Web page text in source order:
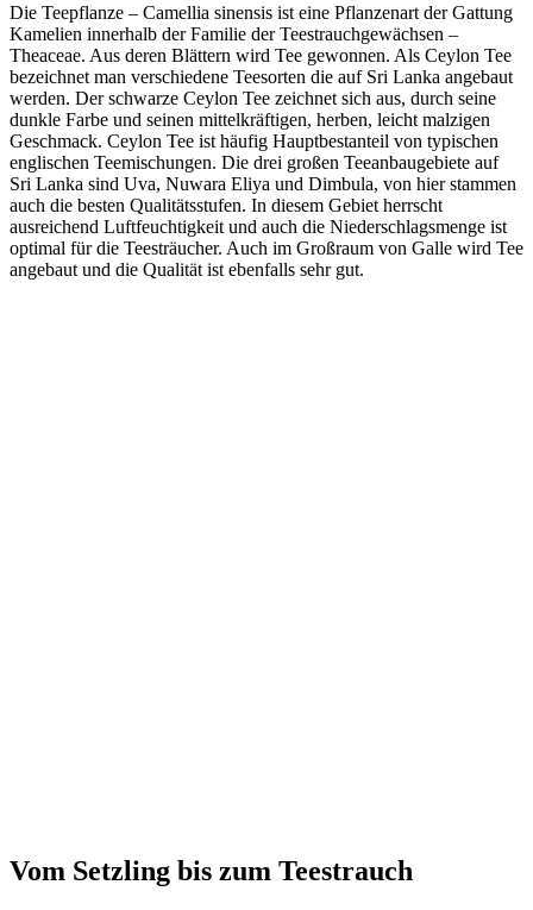
Die Teepflanze – Camellia sinensis ist eine Pflanzenart der Gattung
Kamelien innerhalb der Familie der Teestrauchgewächsen –
Theaceae. Aus deren Blättern wird Tee gewonnen. Als Ceylon Tee
bezeichnet man verschiedene Teesorten die auf Sri Lanka angebaut
werden. Der schwarze Ceylon Tee zeichnet sich aus, durch seine
dunkle Farbe und seinen mittelkräftigen, herben, leicht malzigen
Geschmack. Ceylon Tee ist häufig Hauptbestanteil von typischen
englischen Teemischungen. Die drei großen Teeanbaugebiete auf
Sri Lanka sind Uva, Nuwara Eliya und Dimbula, von hier stammen
auch die besten Qualitätsstufen. In diesem Gebiet herrscht
ausreichend Luftfeuchtigkeit und auch die Niederschlagsmenge ist
optimal für die Teesträucher. Auch im Großraum von Galle wird Tee
angebaut und die Qualität ist ebenfalls sehr gut.
Vom Setzling bis zum Teestrauch